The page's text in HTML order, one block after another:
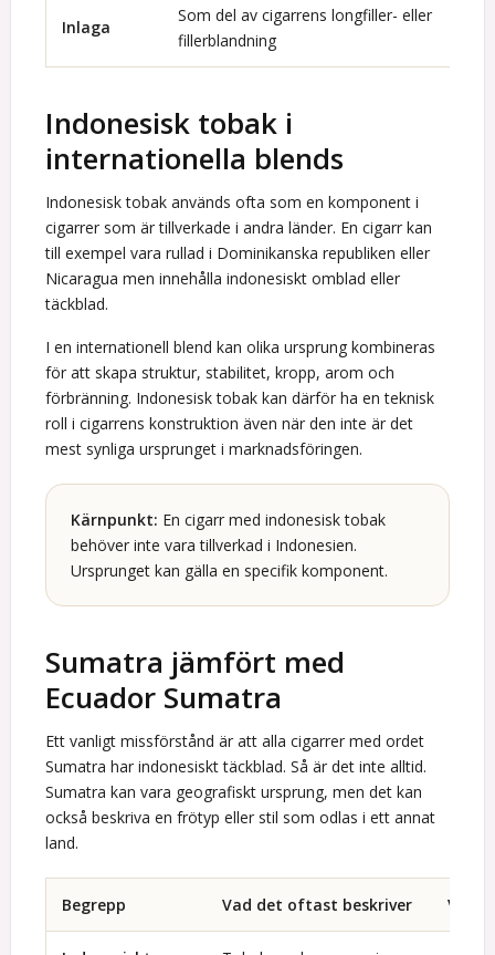
Inlaga
Som del av cigarrens longfiller- eller
fillerblandning
Indonesisk tobak i
internationella blends
Indonesisk tobak används ofta som en komponent i
cigarrer som är tillverkade i andra länder. En cigarr kan
till exempel vara rullad i Dominikanska republiken eller
Nicaragua men innehålla indonesiskt omblad eller
täckblad.
I en internationell blend kan olika ursprung kombineras
för att skapa struktur, stabilitet, kropp, arom och
förbränning. Indonesisk tobak kan därför ha en teknisk
roll i cigarrens konstruktion även när den inte är det
mest synliga ursprunget i marknadsföringen.
Kärnpunkt: En cigarr med indonesisk tobak
behöver inte vara tillverkad i Indonesien.
Ursprunget kan gälla en specifik komponent.
Sumatra jämfört med
Ecuador Sumatra
Ett vanligt missförstånd är att alla cigarrer med ordet
Sumatra har indonesiskt täckblad. Så är det inte alltid.
Sumatra kan vara geografiskt ursprung, men det kan
också beskriva en frötyp eller stil som odlas i ett annat
land.
Begrepp Vad det oftast beskriver